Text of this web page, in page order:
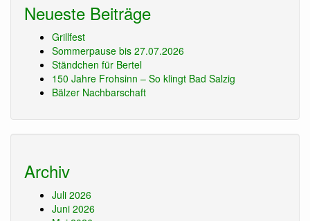
Neueste Beiträge
Grillfest
Sommerpause bis 27.07.2026
Ständchen für Bertel
150 Jahre Frohsinn – So klingt Bad Salzig
Bälzer Nachbarschaft
Archiv
Juli 2026
Juni 2026